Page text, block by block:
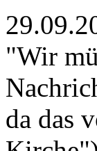
"Wir
da das